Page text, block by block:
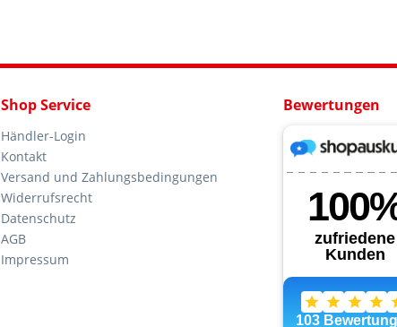
Shop Service
Händler-Login
Kontakt
Versand und Zahlungsbedingungen
Widerrufsrecht
Datenschutz
AGB
Impressum
Bewertungen